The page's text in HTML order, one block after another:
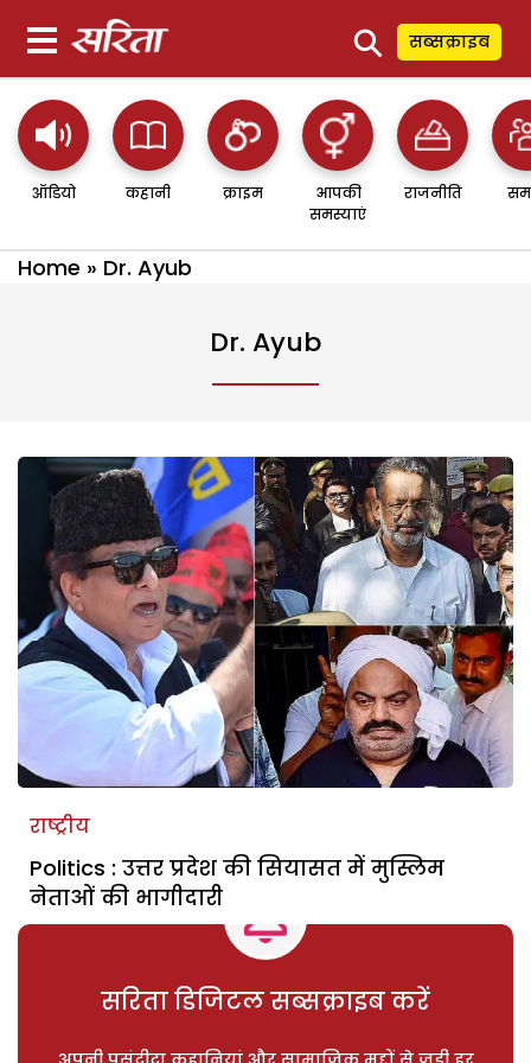
⚲ सब्सक्राइब
ऑडियो कहानी क्राइम
आपकी
समस्याएं
राजनीति
Home » Dr. Ayub
Dr. Ayub
राष्ट्रीय
Politics : उत्तर प्रदेश की सियासत में मुस्लिम
नेताओं की भागीदारी
सरिता डिजिटल सब्सक्राइब करें